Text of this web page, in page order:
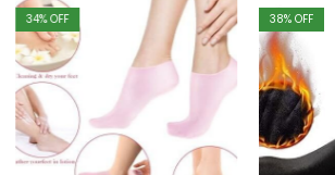
34% OFF 38% OFF